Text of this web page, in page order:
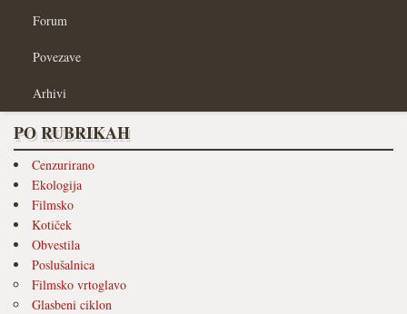
Forum
Povezave
Arhivi
PO RUBRIKAH
Cenzurirano
Ekologija
Filmsko
Kotiček
Obvestila
Poslušalnica
Filmsko vrtoglavo
Glasbeni ciklon